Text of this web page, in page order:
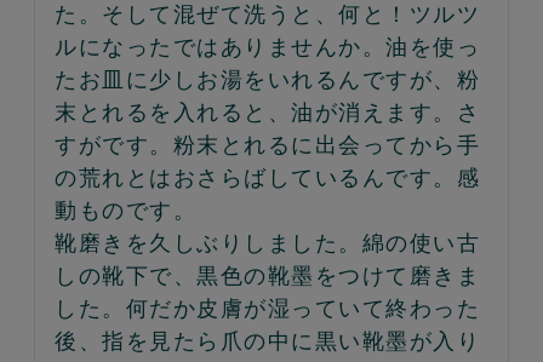
た。そして混ぜて洗うと、何と！ツルツ
ルになったではありませんか。油を使っ
たお皿に少しお湯をいれるんですが、粉
末とれるを入れると、油が消えます。さ
すがです。粉末とれるに出会ってから手
の荒れとはおさらばしているんです。感
動ものです。
靴磨きを久しぶりしました。綿の使い古
しの靴下で、黒色の靴墨をつけて磨きま
した。何だか皮膚が湿っていて終わった
後、指を見たら爪の中に黒い靴墨が入り